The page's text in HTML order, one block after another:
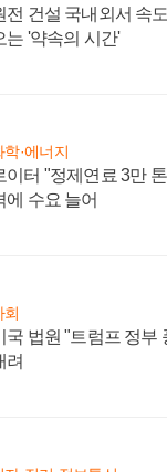
전 건설 국내외서 속
는 '약속의 시간'
학·에너지
이터 "정제연료 3만
에 수요 늘어
회
국 법원 "트럼프 정부
려